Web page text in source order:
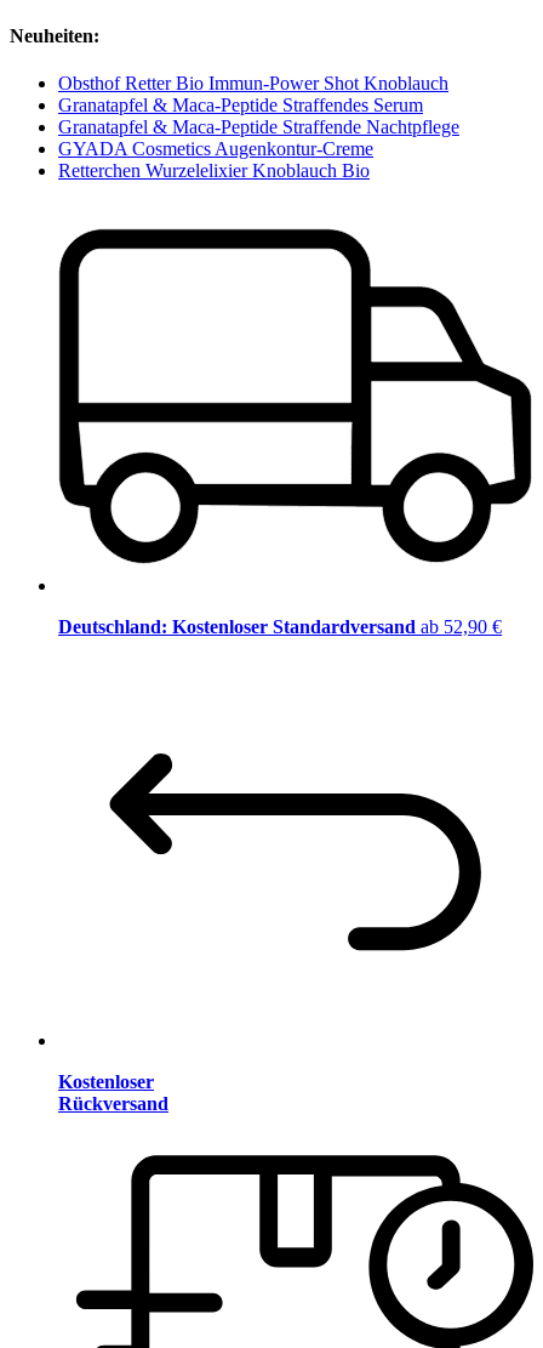
Neuheiten:
Obsthof Retter Bio Immun-Power Shot Knoblauch
Granatapfel & Maca-Peptide Straffendes Serum
Granatapfel & Maca-Peptide Straffende Nachtpflege
GYADA Cosmetics Augenkontur-Creme
Retterchen Wurzelelixier Knoblauch Bio
Deutschland: Kostenloser Standardversand ab 52,90 €
Kostenloser
Rückversand